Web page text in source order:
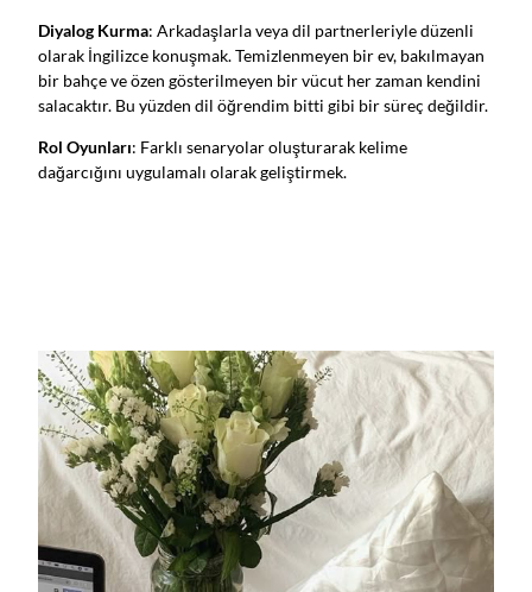
Diyalog Kurma: Arkadaşlarla veya dil partnerleriyle düzenli
olarak İngilizce konuşmak. Temizlenmeyen bir ev, bakılmayan
bir bahçe ve özen gösterilmeyen bir vücut her zaman kendini
salacaktır. Bu yüzden dil öğrendim bitti gibi bir süreç değildir.
Rol Oyunları: Farklı senaryolar oluşturarak kelime
dağarcığını uygulamalı olarak geliştirmek.